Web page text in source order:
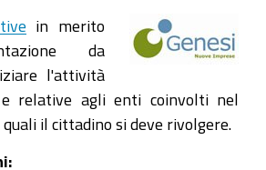
in merito
da
l'attività
e relative agli enti coinvolti nel
il cittadino si deve rivolgere.